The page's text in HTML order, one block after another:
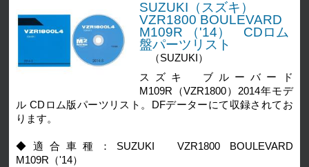
SUZUKI（スズキ）
VZR1800 BOULEVARD
M109R （'14） CDロム
盤パーツリスト
（SUZUKI）
スズキ ブルーバード
M109R（VZR1800）2014年モデ
ル CDロム版パーツリスト。DFデーターにて収録されてお
ります。
◆適合車種：SUZUKI VZR1800 BOULEVARD
M109R（'14）